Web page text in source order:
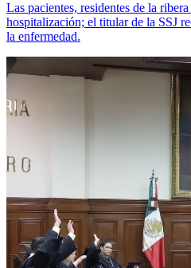
Las pacientes, residentes de la
hospitalización; el titular de la SSJ
la enfermedad.